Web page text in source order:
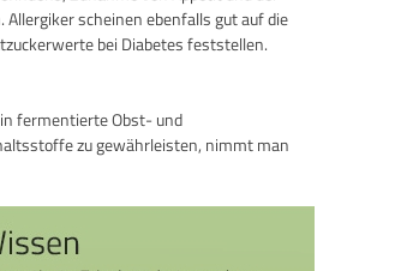
scheinen ebenfalls gut auf die
bei Diabetes feststellen.
fermentierte Obst- und
zu gewährleisten, nimmt man